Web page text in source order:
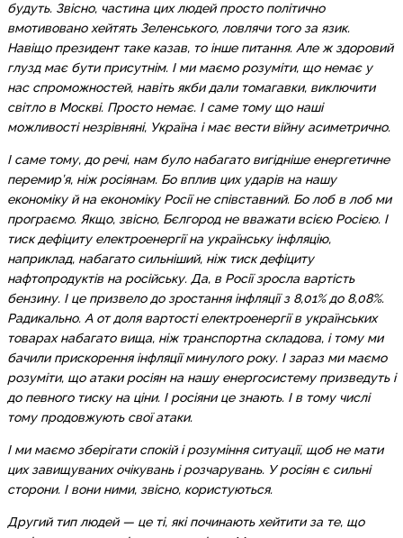
будуть. Звісно, частина цих людей просто політично
вмотивовано хейтять Зеленського, ловлячи того за язик.
Навіщо президент таке казав, то інше питання. Але ж здоровий
глузд має бути присутнім. І ми маємо розуміти, що немає у
нас спроможностей, навіть якби дали томагавки, виключити
світло в Москві. Просто немає. І саме тому що наші
можливості незрівняні, Україна і має вести війну асиметрично.
І саме тому, до речі, нам було набагато вигідніше енергетичне
перемир’я, ніж росіянам. Бо вплив цих ударів на нашу
економіку й на економіку Росії не співставний. Бо лоб в лоб ми
програємо. Якщо, звісно, Бєлгород не вважати всією Росією. І
тиск дефіциту електроенергії на українську інфляцію,
наприклад, набагато сильніший, ніж тиск дефіциту
нафтопродуктів на російську. Да, в Росії зросла вартість
бензину. І це призвело до зростання інфляції з 8,01% до 8,08%.
Радикально. А от доля вартості електроенергії в українських
товарах набагато вища, ніж транспортна складова, і тому ми
бачили прискорення інфляції минулого року. І зараз ми маємо
розуміти, що атаки росіян на нашу енергосистему призведуть і
до певного тиску на ціни. І росіяни це знають. І в тому числі
тому продовжують свої атаки.
І ми маємо зберігати спокій і розуміння ситуації, щоб не мати
цих завищуваних очікувань і розчарувань. У росіян є сильні
сторони. І вони ними, звісно, користуються.
Другий тип людей — це ті, які починають хейтити за те, що